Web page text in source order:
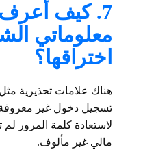
7. كيف
معلوماتي
اختراقها؟
هناك علامات تحذيرية
تسجيل دخول غير
لاستعادة كلمة المرور
مالي غير مألوف.